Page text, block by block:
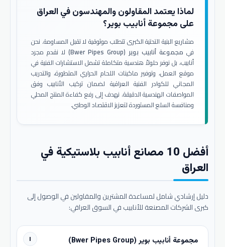
لماذا يعتمد المقاولون والمهندسون في العراق
على مجموعة أنابيب بوير؟
مشاريع البنية التحتية الكبرى تتطلب موثوقية لا تقبل المساومة. نحن
في مجموعة أنابيب بوير (Bwer Pipes Group)
لا نقدم مجرد
أنابيب، بل نوفر حلولاً هندسية متكاملة تشمل الاستشارات الفنية في
موقع العمل، وتوفير ماكينات اللحام الحراري المتطورة، والتدريب
المجاني للكوادر الفنية العراقية لضمان تركيب الأنابيب وفق
المواصفات الهندسية الدقيقة. نهدف إلى رفع كفاءة المنتج المحلي
ومنافسة السلع المستوردة لتعزيز الاقتصاد الوطني.
أفضل 10 مصانع أنابيب بلاستيكية في
العراق
دليل إرشادي شامل لمساعدة المشترين والمقاولين في الوصول إلى
كبرى الشركات المصنعة للأنابيب في السوق العراقي:
١ مجموعة أنابيب بوير (Bwer Pipes Group)